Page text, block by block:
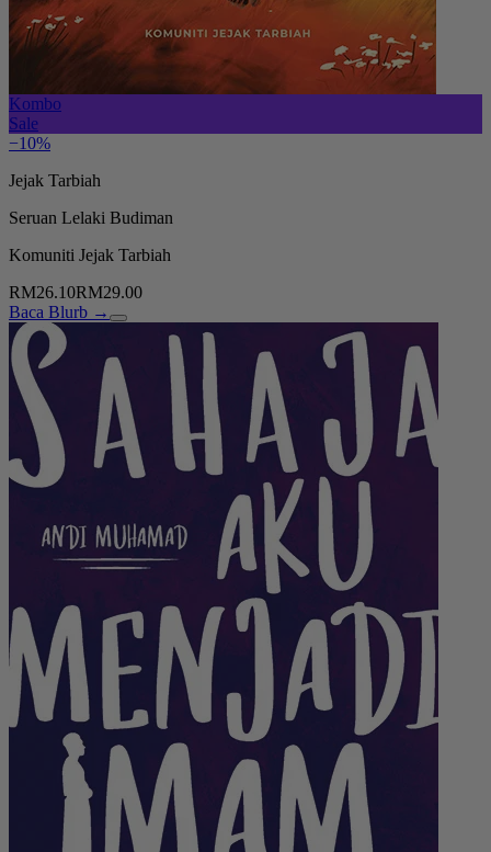
Kombo
Sale
−10%
Jejak Tarbiah
Seruan Lelaki Budiman
Komuniti Jejak Tarbiah
RM26.10RM29.00
Baca Blurb →